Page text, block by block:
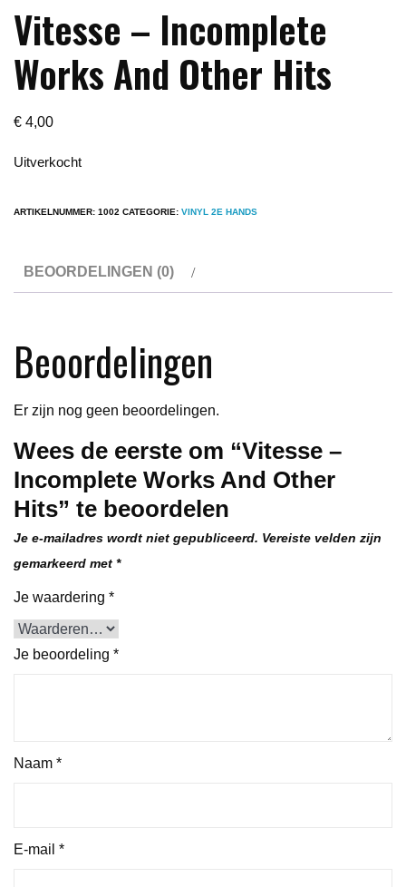
Vitesse – Incomplete
Works And Other Hits
€ 4,00
Uitverkocht
ARTIKELNUMMER: 1002 CATEGORIE: VINYL 2E HANDS
BEOORDELINGEN (0)
Beoordelingen
Er zijn nog geen beoordelingen.
Wees de eerste om “Vitesse –
Incomplete Works And Other
Hits” te beoordelen
Je e-mailadres wordt niet gepubliceerd. Vereiste velden zijn
gemarkeerd met *
Je waardering *
Je beoordeling *
Naam *
E-mail *